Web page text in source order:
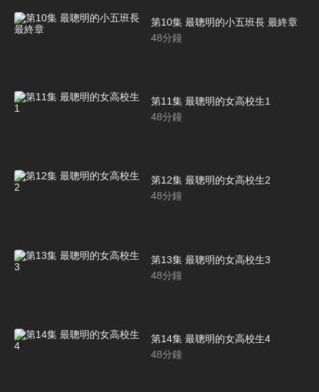
第10集 最聰明的小五班長 最終章
48分鐘
第11集 最聰明的女高校生1
48分鐘
第12集 最聰明的女高校生2
48分鐘
第13集 最聰明的女高校生3
48分鐘
第14集 最聰明的女高校生4
48分鐘